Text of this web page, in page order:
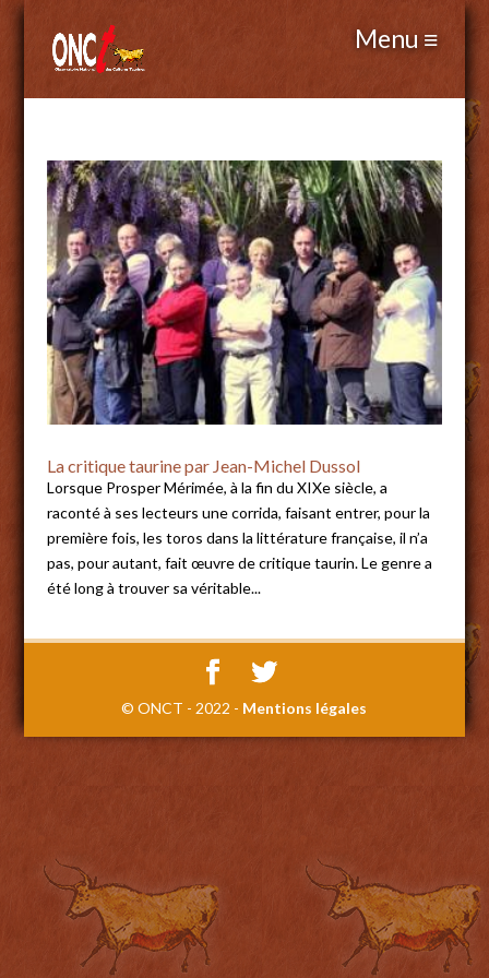
La critique taurine par Jean-Michel Dussol
Lorsque Prosper Mérimée, à la fin du XIXe siècle, a
raconté à ses lecteurs une corrida, faisant entrer, pour la
première fois, les toros dans la littérature française, il n’a
pas, pour autant, fait œuvre de critique taurin. Le genre a
été long à trouver sa véritable...
© ONCT - 2022 - Mentions légales